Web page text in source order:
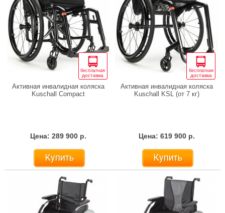
бесплатная
доставка
Активная инвалидная коляска
Kuschall Compact
Цена: 289 900 р.
Купить
бесплатная
доставка
Активная инвалидная коляска
Kuschall KSL (от 7 кг)
Цена: 619 900 р.
Купить